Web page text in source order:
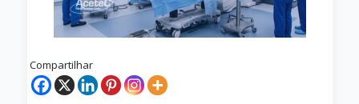
Compartilhar